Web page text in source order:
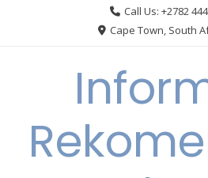
Call Us: +2782
Cape Town, South